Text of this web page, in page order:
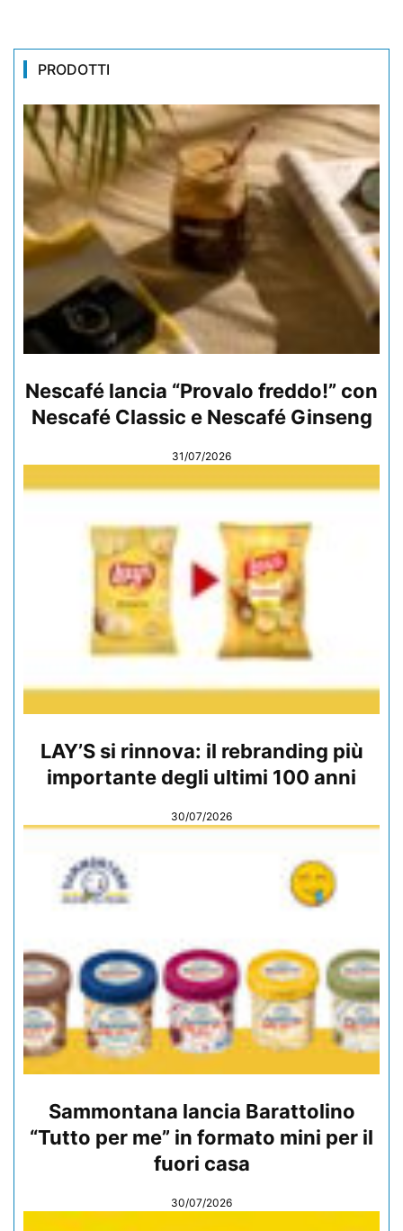
PRODOTTI
Nescafé lancia “Provalo freddo!” con
Nescafé Classic e Nescafé Ginseng
31/07/2026
LAY’S si rinnova: il rebranding più
importante degli ultimi 100 anni
30/07/2026
Sammontana lancia Barattolino
“Tutto per me” in formato mini per il
fuori casa
30/07/2026